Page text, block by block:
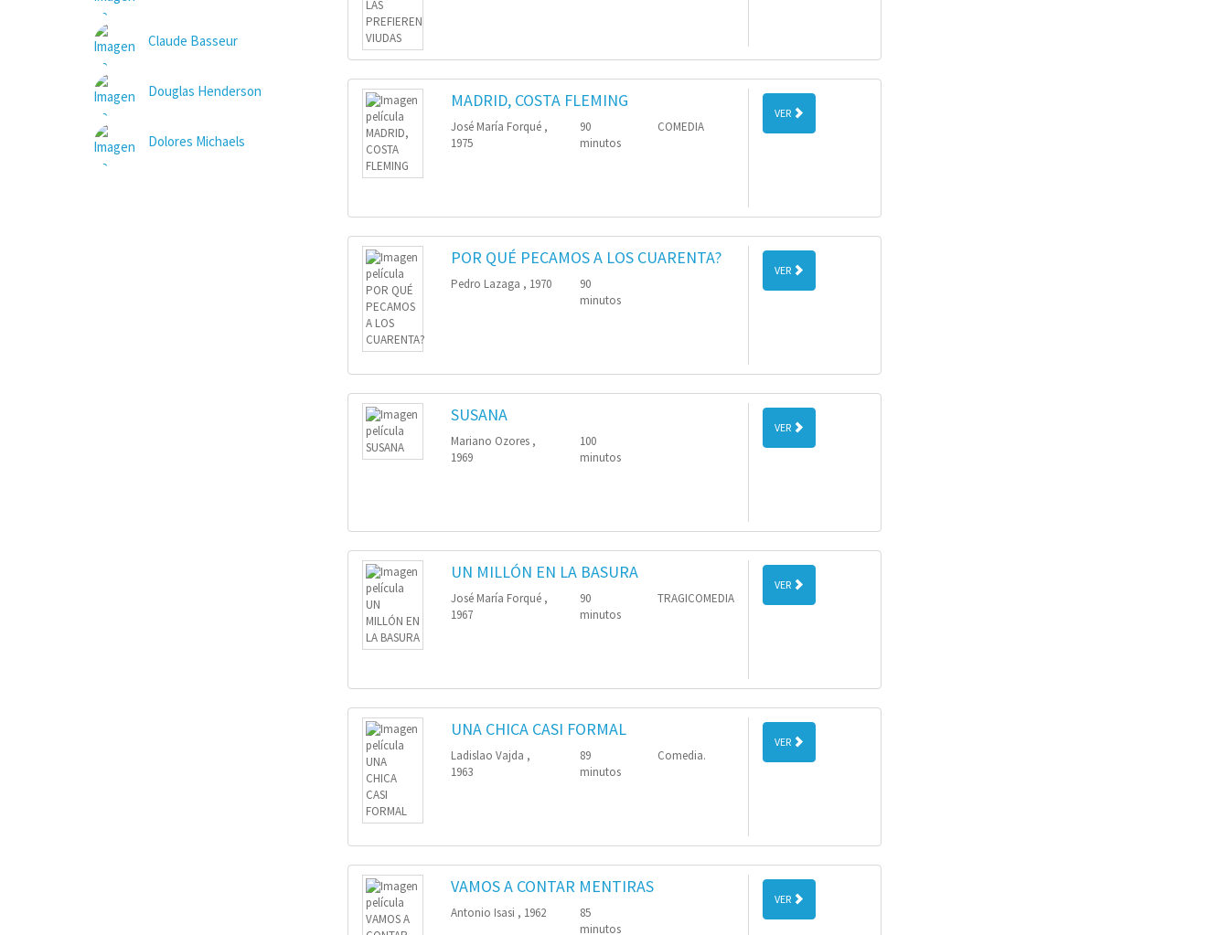
Claude Basseur
Douglas Henderson
Dolores Michaels
MADRID, COSTA FLEMING
José María Forqué ,
1975
90
minutos
COMEDIA
VER
POR QUÉ PECAMOS A LOS CUARENTA?
Pedro Lazaga , 1970
90
minutos
VER
SUSANA
Mariano Ozores ,
1969
100
minutos
VER
UN MILLÓN EN LA BASURA
José María Forqué ,
1967
90
minutos
TRAGICOMEDIA
VER
UNA CHICA CASI FORMAL
Ladislao Vajda ,
1963
89
minutos
Comedia.
VER
VAMOS A CONTAR MENTIRAS
Antonio Isasi , 1962
85
minutos
VER